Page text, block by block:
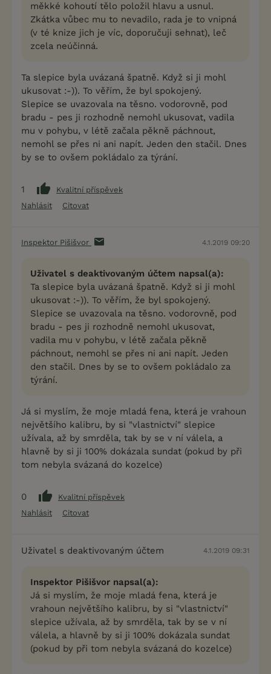
měkké kohoutí tělo položil hlavu a usnul.
Zkátka vůbec mu to nevadilo, rada je to vnipná
(v té knize jich je víc, doporučuji sehnat), leč
zcela neúčinná.
Ta slepice byla uvázaná špatně. Když si ji mohl
ukusovat :-)). To věřím, že byl spokojený.
Slepice se uvazovala na těsno. vodorovně, pod
bradu - pes ji rozhodně nemohl ukusovat, vadila
mu v pohybu, v létě začala pěkně páchnout,
nemohl se přes ni ani napít. Jeden den stačil. Dnes
by se to ovšem pokládalo za týrání.
1
Kvalitní příspěvek
Nahlásit
Citovat
Inspektor Pišišvor 4.1.2019 09:20
Uživatel s deaktivovaným účtem napsal(a):
Ta slepice byla uvázaná špatně. Když si ji mohl
ukusovat :-)). To věřím, že byl spokojený.
Slepice se uvazovala na těsno. vodorovně, pod
bradu - pes ji rozhodně nemohl ukusovat,
vadila mu v pohybu, v létě začala pěkně
páchnout, nemohl se přes ni ani napít. Jeden
den stačil. Dnes by se to ovšem pokládalo za
týrání.
Já si myslím, že moje mladá fena, která je vrahoun
největšího kalibru, by si "vlastnictví" slepice
užívala, až by smrděla, tak by se v ní válela, a
hlavně by si ji 100% dokázala sundat (pokud by při
tom nebyla svázaná do kozelce)
0
Kvalitní příspěvek
Nahlásit
Citovat
Uživatel s deaktivovaným účtem 4.1.2019 09:31
Inspektor Pišišvor napsal(a):
Já si myslím, že moje mladá fena, která je
vrahoun největšího kalibru, by si "vlastnictví"
slepice užívala, až by smrděla, tak by se v ní
válela, a hlavně by si ji 100% dokázala sundat
(pokud by při tom nebyla svázaná do kozelce)